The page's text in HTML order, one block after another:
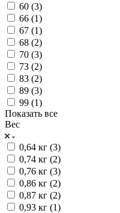
60 (3)
66 (1)
67 (1)
68 (2)
70 (3)
73 (2)
83 (2)
89 (3)
99 (1)
Показать все
Вес
0,64 кг (3)
0,74 кг (2)
0,76 кг (3)
0,86 кг (2)
0,87 кг (2)
0,93 кг (1)